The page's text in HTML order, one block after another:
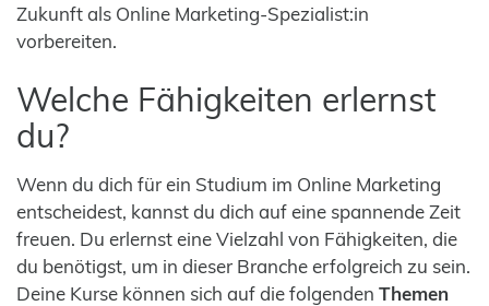
Zukunft als Online Marketing-Spezialist:in
vorbereiten.
Welche Fähigkeiten erlernst
du?
Wenn du dich für ein Studium im Online Marketing
entscheidest, kannst du dich auf eine spannende Zeit
freuen. Du erlernst eine Vielzahl von Fähigkeiten, die
du benötigst, um in dieser Branche erfolgreich zu sein.
Deine Kurse können sich auf die folgenden Themen